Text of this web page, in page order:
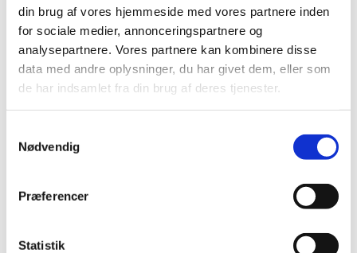
din brug af vores hjemmeside med vores partnere inden
for sociale medier, annonceringspartnere og
analysepartnere. Vores partnere kan kombinere disse
data med andre oplysninger, du har givet dem, eller som
de har indsamlet fra din brug af deres tjenester.
Nødvendig
Præferencer
Statistik
Forårskoncert i Foreningshuset i Peder Frandsenstræde,
Sommerkoncerten i juni og Julekoncerten i december arrangeret